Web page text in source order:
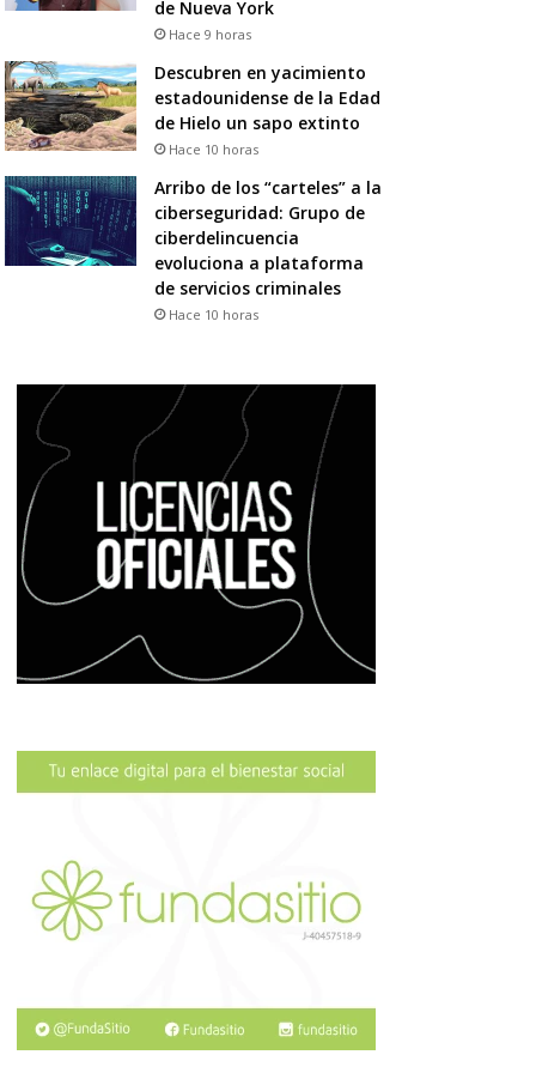
de Nueva York
Hace 9 horas
Descubren en yacimiento
estadounidense de la Edad
de Hielo un sapo extinto
Hace 10 horas
Arribo de los “carteles” a la
ciberseguridad: Grupo de
ciberdelincuencia
evoluciona a plataforma
de servicios criminales
Hace 10 horas